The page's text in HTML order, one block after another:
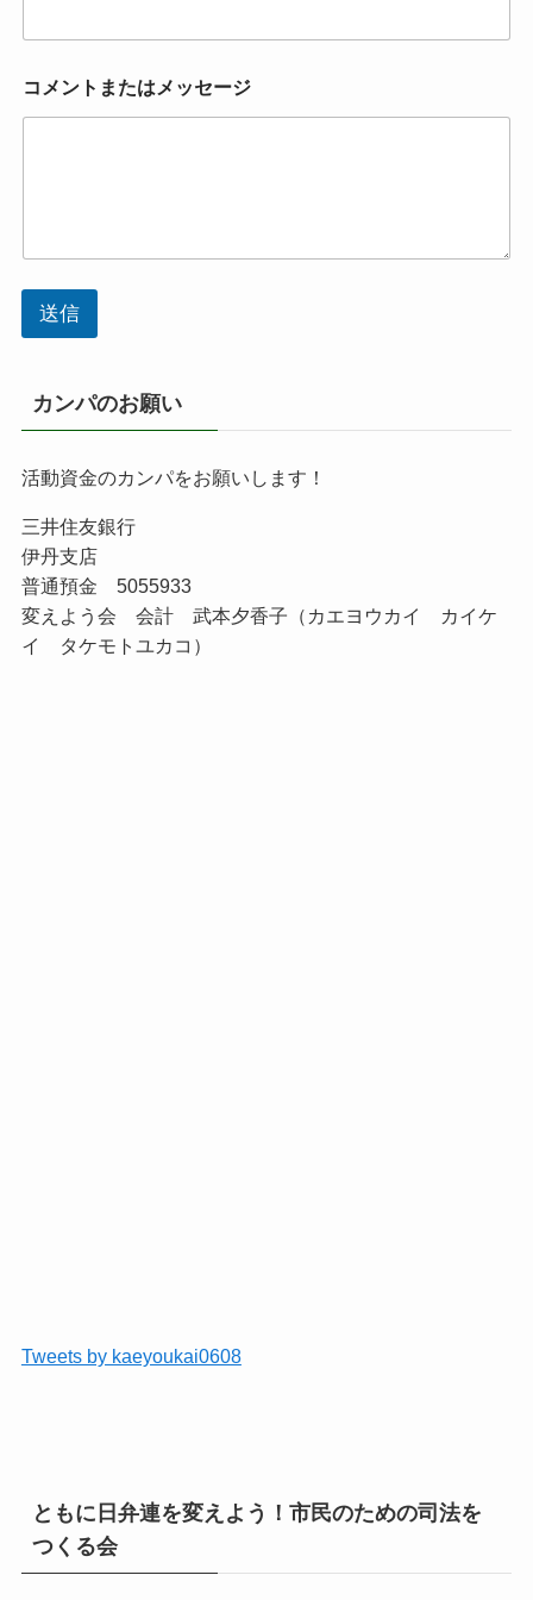
コメントまたはメッセージ
送信
カンパのお願い
活動資金のカンパをお願いします！
三井住友銀行
伊丹支店
普通預金 5055933
変えよう会 会計 武本夕香子（カエヨウカイ カイケ
イ タケモトユカコ）
Tweets by kaeyoukai0608
ともに日弁連を変えよう！市民のための司法を
つくる会